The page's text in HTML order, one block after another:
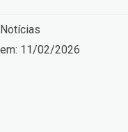
Notícias
11/02/2026